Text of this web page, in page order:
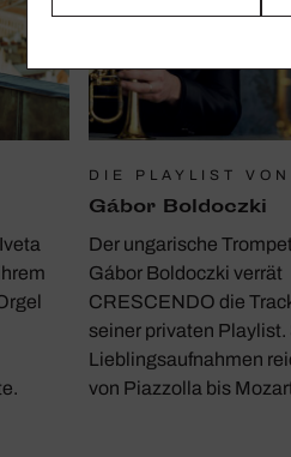
DIE PLAYLIST
Gábor Boldoczki
Der ungarische
Gábor Boldoczki verrät
CRESCENDO die
seiner privaten Playlist.
Lieblingsaufnahmen
von Piazzolla bis